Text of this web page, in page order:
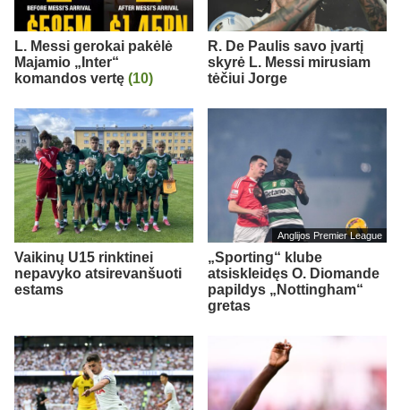
L. Messi gerokai pakėlė
Majamio „Inter“
komandos vertę (10)
R. De Paulis savo įvartį
skyrė L. Messi mirusiam
tėčiui Jorge
Vaikinų U15 rinktinei
nepavyko atsirevanšuoti
estams
Anglijos Premier League
„Sporting“ klube
atsiskleidęs O. Diomande
papildys „Nottingham“
gretas